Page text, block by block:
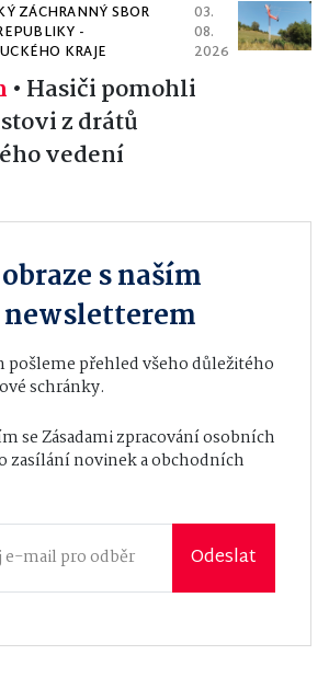
ZÁCHRANNÝ SBOR
-
KRAJE
03.
08.
2026
• Hasiči pomohli
z drátů
vedení
s naším
pošleme přehled všeho důležitého
schránky.
seZásadami zpracování osobních
zasílání novinek a obchodních
Odeslat